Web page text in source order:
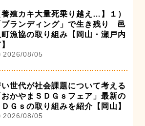
養殖カキ大量死乗り越え…】１）
ブランディング」で生き残り 邑
町漁協の取り組み【岡山・瀬戸内
2026/08/05
い世代が社会課題について考える
おかやまＳＤＧｓフェア」最新の
ＤＧｓの取り組みを紹介【岡山】
2026/08/05